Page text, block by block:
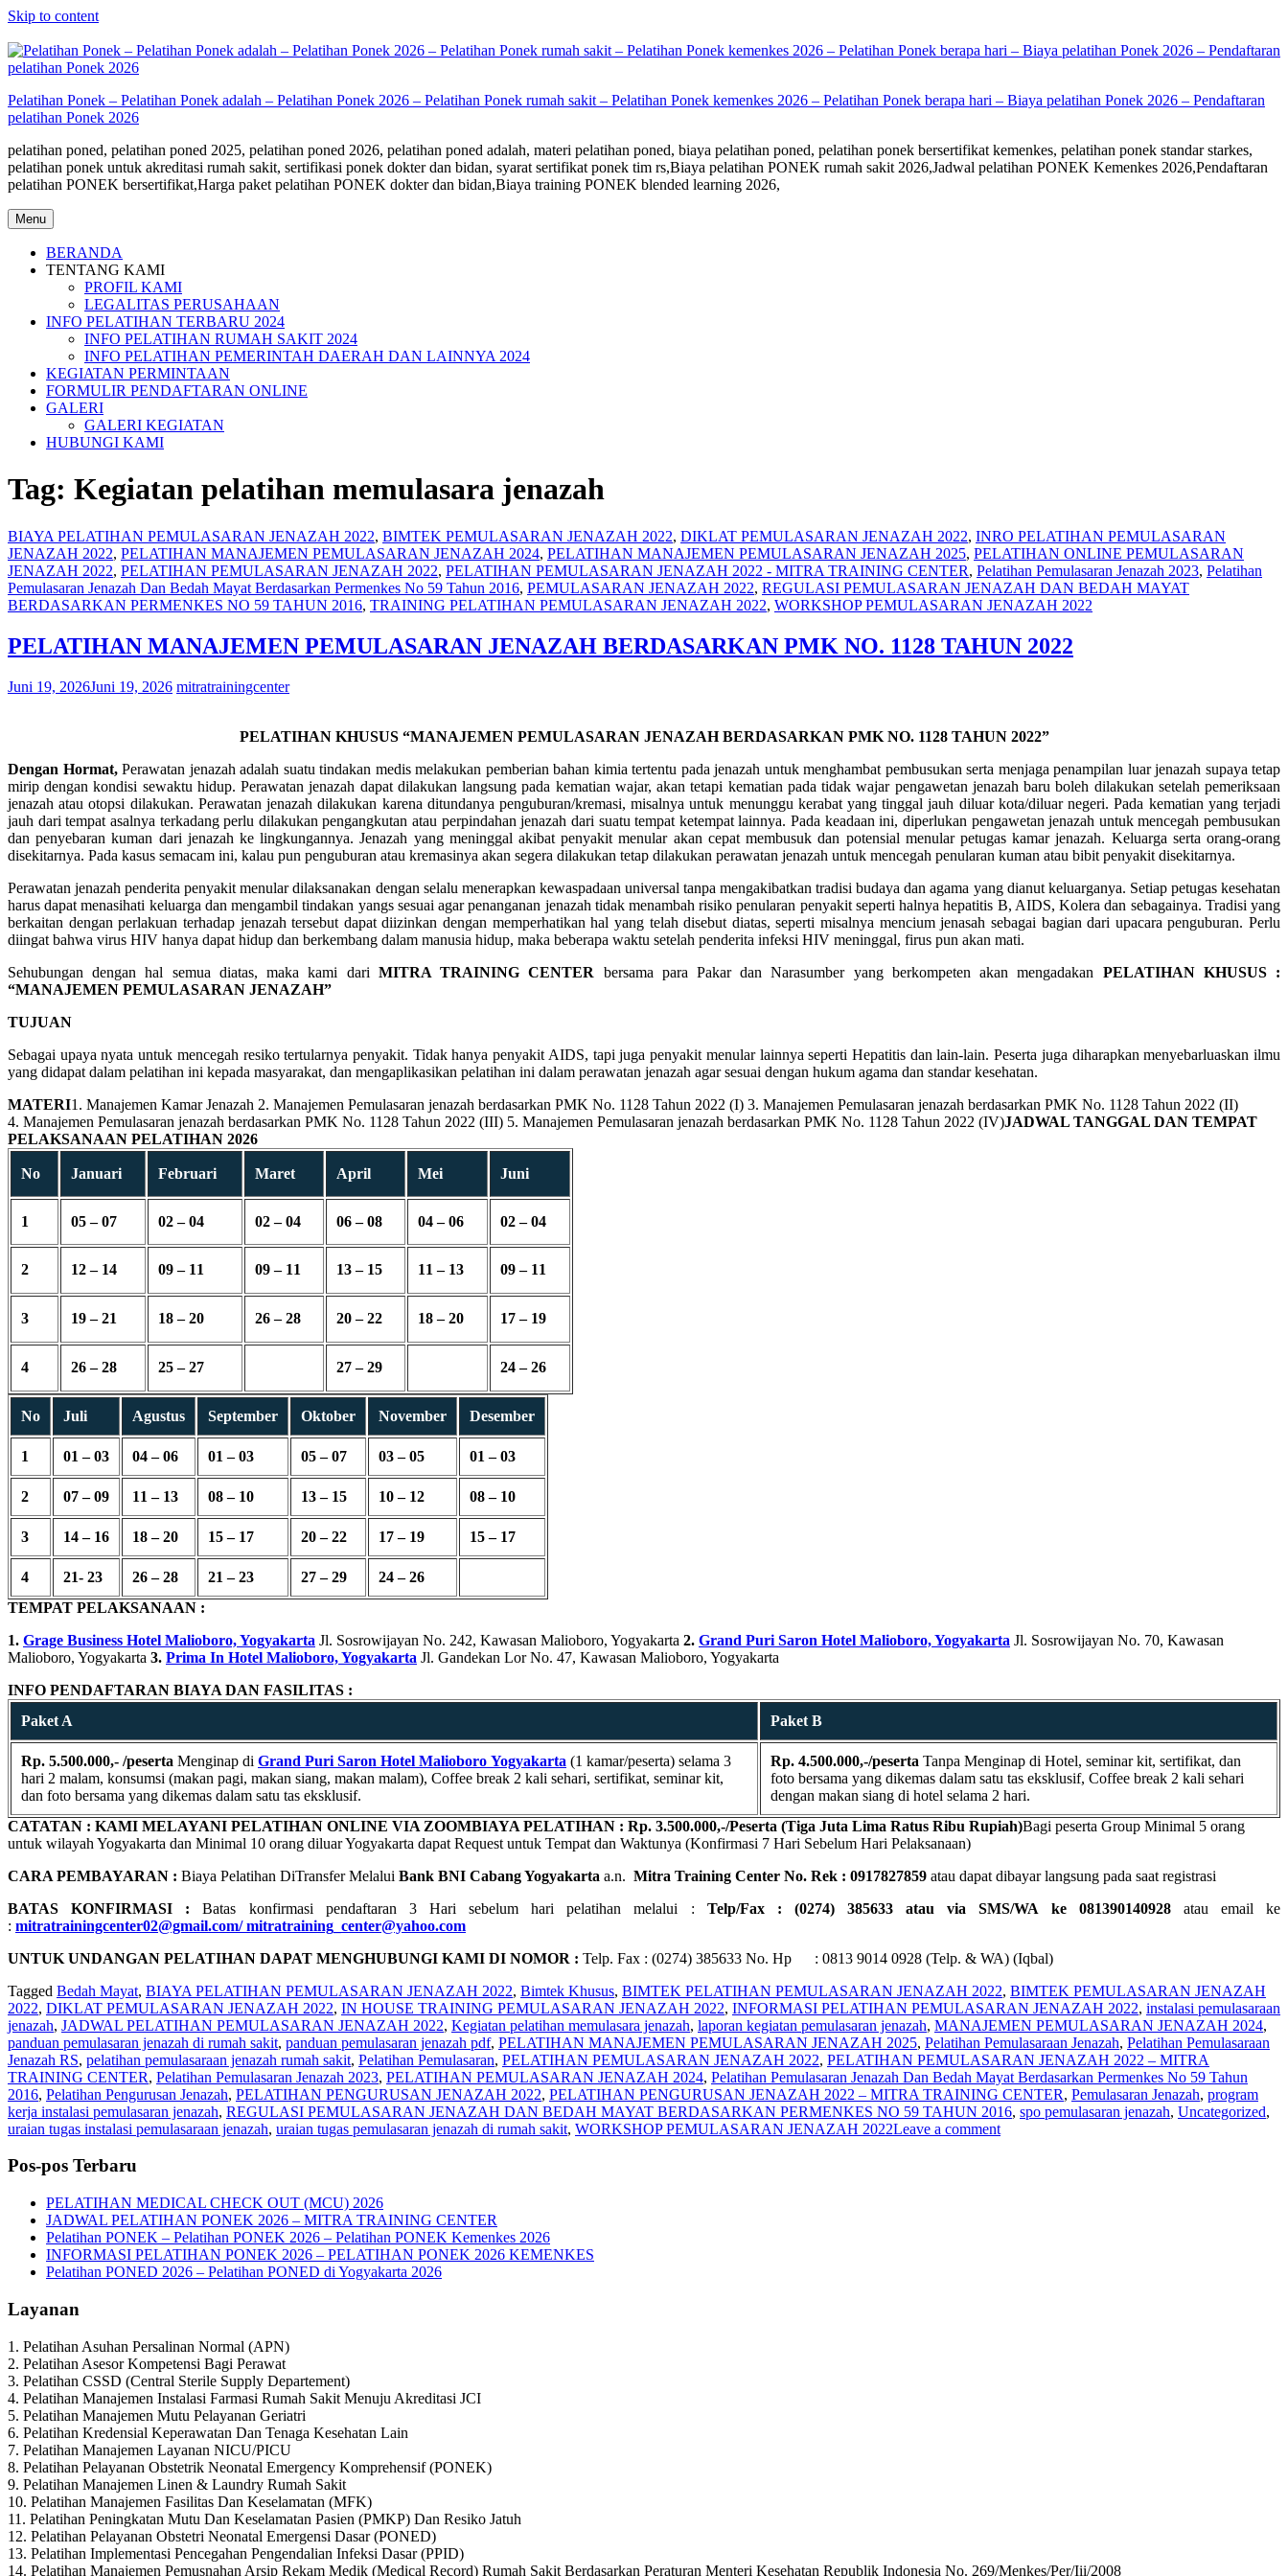
Skip to content
Pelatihan Ponek – Pelatihan Ponek adalah – Pelatihan Ponek 2026 – Pelatihan Ponek rumah sakit – Pelatihan Ponek kemenkes 2026 – Pelatihan Ponek berapa hari – Biaya pelatihan Ponek 2026 – Pendaftaran
pelatihan Ponek 2026
pelatihan poned, pelatihan poned 2025, pelatihan poned 2026, pelatihan poned adalah, materi pelatihan poned, biaya pelatihan poned, pelatihan ponek bersertifikat kemenkes, pelatihan ponek standar starkes,
pelatihan ponek untuk akreditasi rumah sakit, sertifikasi ponek dokter dan bidan, syarat sertifikat ponek tim rs,Biaya pelatihan PONEK rumah sakit 2026,Jadwal pelatihan PONEK Kemenkes 2026,Pendaftaran
pelatihan PONEK bersertifikat,Harga paket pelatihan PONEK dokter dan bidan,Biaya training PONEK blended learning 2026,
Menu
BERANDA
TENTANG KAMI
PROFIL KAMI
LEGALITAS PERUSAHAAN
INFO PELATIHAN TERBARU 2024
INFO PELATIHAN RUMAH SAKIT 2024
INFO PELATIHAN PEMERINTAH DAERAH DAN LAINNYA 2024
KEGIATAN PERMINTAAN
FORMULIR PENDAFTARAN ONLINE
GALERI
GALERI KEGIATAN
HUBUNGI KAMI
Tag: Kegiatan pelatihan memulasara jenazah
BIAYA PELATIHAN PEMULASARAN JENAZAH 2022, BIMTEK PEMULASARAN JENAZAH 2022, DIKLAT PEMULASARAN JENAZAH 2022, INRO PELATIHAN PEMULASARAN
JENAZAH 2022, PELATIHAN MANAJEMEN PEMULASARAN JENAZAH 2024, PELATIHAN MANAJEMEN PEMULASARAN JENAZAH 2025, PELATIHAN ONLINE PEMULASARAN
JENAZAH 2022, PELATIHAN PEMULASARAN JENAZAH 2022, PELATIHAN PEMULASARAN JENAZAH 2022 - MITRA TRAINING CENTER, Pelatihan Pemulasaran Jenazah 2023, Pelatihan
Pemulasaran Jenazah Dan Bedah Mayat Berdasarkan Permenkes No 59 Tahun 2016, PEMULASARAN JENAZAH 2022, REGULASI PEMULASARAN JENAZAH DAN BEDAH MAYAT
BERDASARKAN PERMENKES NO 59 TAHUN 2016, TRAINING PELATIHAN PEMULASARAN JENAZAH 2022, WORKSHOP PEMULASARAN JENAZAH 2022
PELATIHAN MANAJEMEN PEMULASARAN JENAZAH BERDASARKAN PMK NO. 1128 TAHUN 2022
Juni 19, 2026Juni 19, 2026 mitratrainingcenter
PELATIHAN KHUSUS “MANAJEMEN PEMULASARAN JENAZAH BERDASARKAN PMK NO. 1128 TAHUN 2022”
Dengan Hormat,Perawatan jenazah adalah suatu tindakan medis melakukan pemberian bahan kimia tertentu pada jenazah untuk menghambat pembusukan serta menjaga penampilan luar jenazah supaya tetap
mirip dengan kondisi sewaktu hidup. Perawatan jenazah dapat dilakukan langsung pada kematian wajar, akan tetapi kematian pada tidak wajar pengawetan jenazah baru boleh dilakukan setelah pemeriksaan
jenazah atau otopsi dilakukan. Perawatan jenazah dilakukan karena ditundanya penguburan/kremasi, misalnya untuk menunggu kerabat yang tinggal jauh diluar kota/diluar negeri. Pada kematian yang terjadi
jauh dari tempat asalnya terkadang perlu dilakukan pengangkutan atau perpindahan jenazah dari suatu tempat ketempat lainnya. Pada keadaan ini, diperlukan pengawetan jenazah untuk mencegah pembusukan
dan penyebaran kuman dari jenazah ke lingkungannya. Jenazah yang meninggal akibat penyakit menular akan cepat membusuk dan potensial menular petugas kamar jenazah. Keluarga serta orang-orang
disekitarnya. Pada kasus semacam ini, kalau pun penguburan atau kremasinya akan segera dilakukan tetap dilakukan perawatan jenazah untuk mencegah penularan kuman atau bibit penyakit disekitarnya.
Perawatan jenazah penderita penyakit menular dilaksanakan dengan selalu menerapkan kewaspadaan universal tanpa mengakibatkan tradisi budaya dan agama yang dianut keluarganya. Setiap petugas kesehatan
harus dapat menasihati keluarga dan mengambil tindakan yangs sesuai agar penanganan jenazah tidak menambah risiko penularan penyakit seperti halnya hepatitis B, AIDS, Kolera dan sebagainya. Tradisi yang
berkaitan dengan perlakuan terhadap jenazah tersebut dapat diizinkan dengan memperhatikan hal yang telah disebut diatas, seperti misalnya mencium jenasah sebagai bagian dari upacara penguburan. Perlu
diingat bahwa virus HIV hanya dapat hidup dan berkembang dalam manusia hidup, maka beberapa waktu setelah penderita infeksi HIV meninggal, firus pun akan mati.
Sehubungan dengan hal semua diatas, maka kami dari MITRA TRAINING CENTER bersama para Pakar dan Narasumber yang berkompeten akan mengadakan PELATIHAN KHUSUS :
“MANAJEMEN PEMULASARAN JENAZAH”
TUJUAN
Sebagai upaya nyata untuk mencegah resiko tertularnya penyakit. Tidak hanya penyakit AIDS, tapi juga penyakit menular lainnya seperti Hepatitis dan lain-lain. Peserta juga diharapkan menyebarluaskan ilmu
yang didapat dalam pelatihan ini kepada masyarakat, dan mengaplikasikan pelatihan ini dalam perawatan jenazah agar sesuai dengan hukum agama dan standar kesehatan.
MATERI1. Manajemen Kamar Jenazah 2. Manajemen Pemulasaran jenazah berdasarkan PMK No. 1128 Tahun 2022 (I) 3. Manajemen Pemulasaran jenazah berdasarkan PMK No. 1128 Tahun 2022 (II)
4. Manajemen Pemulasaran jenazah berdasarkan PMK No. 1128 Tahun 2022 (III) 5. Manajemen Pemulasaran jenazah berdasarkan PMK No. 1128 Tahun 2022 (IV)JADWAL TANGGAL DAN TEMPAT
PELAKSANAAN PELATIHAN 2026
No Januari Februari Maret April Mei Juni
1 05 – 07 02 – 04 02 – 04 06 – 08 04 – 06 02 – 04
2 12 – 14 09 – 11 09 – 11 13 – 15 11 – 13 09 – 11
3 19 – 21 18 – 20 26 – 28 20 – 22 18 – 20 17 – 19
4 26 – 28 25 – 27 27 – 29 24 – 26
No Juli Agustus September Oktober November Desember
1 01 – 03 04 – 06 01 – 03 05 – 07 03 – 05 01 – 03
2 07 – 09 11 – 13 08 – 10 13 – 15 10 – 12 08 – 10
3 14 – 16 18 – 20 15 – 17 20 – 22 17 – 19 15 – 17
4 21- 23 26 – 28 21 – 23 27 – 29
24 – 26
TEMPAT PELAKSANAAN :
1. Grage Business Hotel Malioboro, Yogyakarta Jl. Sosrowijayan No. 242, Kawasan Malioboro, Yogyakarta 2. Grand Puri Saron Hotel Malioboro, Yogyakarta Jl. Sosrowijayan No. 70, Kawasan
Malioboro, Yogyakarta 3. Prima In Hotel Malioboro, Yogyakarta Jl. Gandekan Lor No. 47, Kawasan Malioboro, Yogyakarta
INFO PENDAFTARAN BIAYA DAN FASILITAS :
Paket A
Paket B
Rp. 5.500.000,- /peserta Menginap di Grand Puri Saron Hotel Malioboro Yogyakarta (1 kamar/peserta) selama 3
hari 2 malam, konsumsi (makan pagi, makan siang, makan malam), Coffee break 2 kali sehari, sertifikat, seminar kit,
dan foto bersama yang dikemas dalam satu tas eksklusif.
Rp. 4.500.000,-/peserta Tanpa Menginap di Hotel, seminar kit, sertifikat, dan
foto bersama yang dikemas dalam satu tas eksklusif, Coffee break 2 kali sehari
dengan makan siang di hotel selama 2 hari.
CATATAN : KAMI MELAYANI PELATIHAN ONLINE VIA ZOOMBIAYA PELATIHAN : Rp. 3.500.000,-/Peserta (Tiga Juta Lima Ratus Ribu Rupiah)Bagi peserta Group Minimal 5 orang
untuk wilayah Yogyakarta dan Minimal 10 orang diluar Yogyakarta dapat Request untuk Tempat dan Waktunya (Konfirmasi 7 Hari Sebelum Hari Pelaksanaan)
CARA PEMBAYARAN : Biaya Pelatihan DiTransfer Melalui Bank BNI Cabang Yogyakarta a.n. Mitra Training Center No. Rek : 0917827859 atau dapat dibayar langsung pada saat registrasi
BATAS KONFIRMASI :Batas konfirmasi pendaftaran 3 Hari sebelum hari pelatihan melalui : Telp/Fax : (0274) 385633 atau via SMS/WA ke 081390140928atau email ke
: mitratrainingcenter02@gmail.com/ mitratraining_center@yahoo.com
UNTUK UNDANGAN PELATIHAN DAPAT MENGHUBUNGI KAMI DI NOMOR : Telp. Fax : (0274) 385633 No. Hp : 0813 9014 0928 (Telp. & WA) (Iqbal)
Tagged Bedah Mayat, BIAYA PELATIHAN PEMULASARAN JENAZAH 2022, Bimtek Khusus, BIMTEK PELATIHAN PEMULASARAN JENAZAH 2022, BIMTEK PEMULASARAN JENAZAH
2022, DIKLAT PEMULASARAN JENAZAH 2022, IN HOUSE TRAINING PEMULASARAN JENAZAH 2022, INFORMASI PELATIHAN PEMULASARAN JENAZAH 2022, instalasi pemulasaraan
jenazah, JADWAL PELATIHAN PEMULASARAN JENAZAH 2022, Kegiatan pelatihan memulasara jenazah, laporan kegiatan pemulasaran jenazah, MANAJEMEN PEMULASARAN JENAZAH 2024,
panduan pemulasaran jenazah di rumah sakit, panduan pemulasaran jenazah pdf, PELATIHAN MANAJEMEN PEMULASARAN JENAZAH 2025, Pelatihan Pemulasaraan Jenazah, Pelatihan Pemulasaraan
Jenazah RS, pelatihan pemulasaraan jenazah rumah sakit, Pelatihan Pemulasaran, PELATIHAN PEMULASARAN JENAZAH 2022, PELATIHAN PEMULASARAN JENAZAH 2022 – MITRA
TRAINING CENTER, Pelatihan Pemulasaran Jenazah 2023, PELATIHAN PEMULASARAN JENAZAH 2024, Pelatihan Pemulasaran Jenazah Dan Bedah Mayat Berdasarkan Permenkes No 59 Tahun
2016, Pelatihan Pengurusan Jenazah, PELATIHAN PENGURUSAN JENAZAH 2022, PELATIHAN PENGURUSAN JENAZAH 2022 – MITRA TRAINING CENTER, Pemulasaran Jenazah, program
kerja instalasi pemulasaran jenazah, REGULASI PEMULASARAN JENAZAH DAN BEDAH MAYAT BERDASARKAN PERMENKES NO 59 TAHUN 2016, spo pemulasaran jenazah, Uncategorized,
uraian tugas instalasi pemulasaraan jenazah, uraian tugas pemulasaran jenazah di rumah sakit, WORKSHOP PEMULASARAN JENAZAH 2022Leave a comment
Pos-pos Terbaru
PELATIHAN MEDICAL CHECK OUT (MCU) 2026
JADWAL PELATIHAN PONEK 2026 – MITRA TRAINING CENTER
Pelatihan PONEK – Pelatihan PONEK 2026 – Pelatihan PONEK Kemenkes 2026
INFORMASI PELATIHAN PONEK 2026 – PELATIHAN PONEK 2026 KEMENKES
Pelatihan PONED 2026 – Pelatihan PONED di Yogyakarta 2026
Layanan
1. Pelatihan Asuhan Persalinan Normal (APN)
2. Pelatihan Asesor Kompetensi Bagi Perawat
3. Pelatihan CSSD (Central Sterile Supply Departement)
4. Pelatihan Manajemen Instalasi Farmasi Rumah Sakit Menuju Akreditasi JCI
5. Pelatihan Manajemen Mutu Pelayanan Geriatri
6. Pelatihan Kredensial Keperawatan Dan Tenaga Kesehatan Lain
7. Pelatihan Manajemen Layanan NICU/PICU
8. Pelatihan Pelayanan Obstetrik Neonatal Emergency Komprehensif (PONEK)
9. Pelatihan Manajemen Linen & Laundry Rumah Sakit
10. Pelatihan Manajemen Fasilitas Dan Keselamatan (MFK)
11. Pelatihan Peningkatan Mutu Dan Keselamatan Pasien (PMKP) Dan Resiko Jatuh
12. Pelatihan Pelayanan Obstetri Neonatal Emergensi Dasar (PONED)
13. Pelatihan Implementasi Pencegahan Pengendalian Infeksi Dasar (PPID)
14. Pelatihan Manajemen Pemusnahan Arsip Rekam Medik (Medical Record) Rumah Sakit Berdasarkan Peraturan Menteri Kesehatan Republik Indonesia No. 269/Menkes/Per/Iii/2008